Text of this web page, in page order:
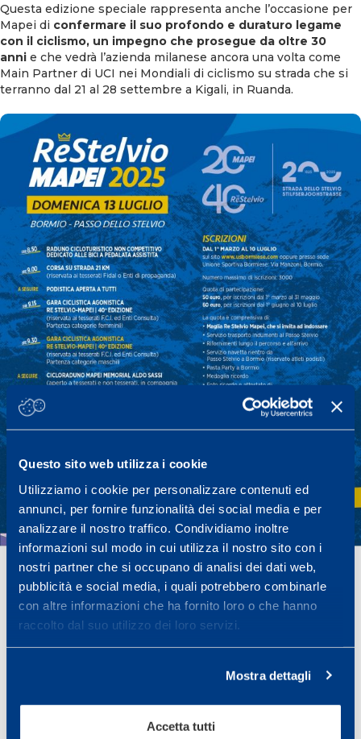
Questo sito web utilizza i cookie
Utilizziamo i cookie per personalizzare contenuti ed
annunci, per fornire funzionalità dei social media e per
analizzare il nostro traffico. Condividiamo inoltre
informazioni sul modo in cui utilizza il nostro sito con i
nostri partner che si occupano di analisi dei dati web,
pubblicità e social media, i quali potrebbero combinarle
con altre informazioni che ha fornito loro o che hanno
raccolto dal suo utilizzo dei loro servizi.
Mostra dettagli
Accetta tutti
Questa edizione speciale rappresenta anche l’occasione per
Mapei di confermare il suo profondo e duraturo legame
con il ciclismo, un impegno che prosegue da oltre 30
anni e che vedrà l’azienda milanese ancora una volta come
Main Partner di UCI nei Mondiali di ciclismo su strada che si
terranno dal 21 al 28 settembre a Kigali, in Ruanda.